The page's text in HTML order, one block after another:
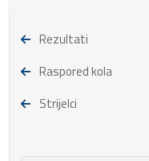
Rezultati
Raspored kola
Strijelci